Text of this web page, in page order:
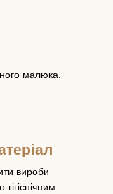
малюка.
вироби